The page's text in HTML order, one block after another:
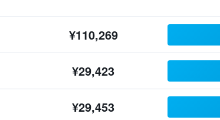
¥110,269
¥29,423
¥29,453